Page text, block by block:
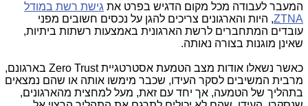
המעבר לעבודה מכל מקום הדגיש בפרט את גישת רשת במודל
ZTNA, היות והארגונים צריכים להגן על נכסים חשובים מפני
עובדים המתחברים לרשת הארגונית באמצעות רשתות ביתיות,
שאינן מוגנות בצורה נאותה.
כאשר נשאלו אודות מצב הטמעת אסטרטגייתZero Trust בארגונם,
מרבית המשיבים לסקר העידו, שכבר מימשו אותה או שהם נמצאים
בתהליך של הטמעה, אך יחד עם זאת, מעל למחצית מהארגונים,